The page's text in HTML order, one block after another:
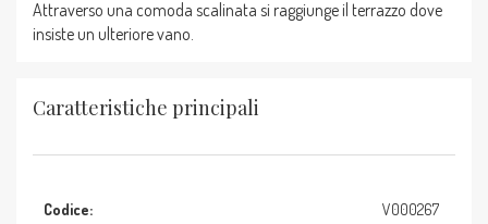
Attraverso una comoda scalinata si raggiunge il terrazzo dove
insiste un ulteriore vano.
Caratteristiche principali
Codice: V000267